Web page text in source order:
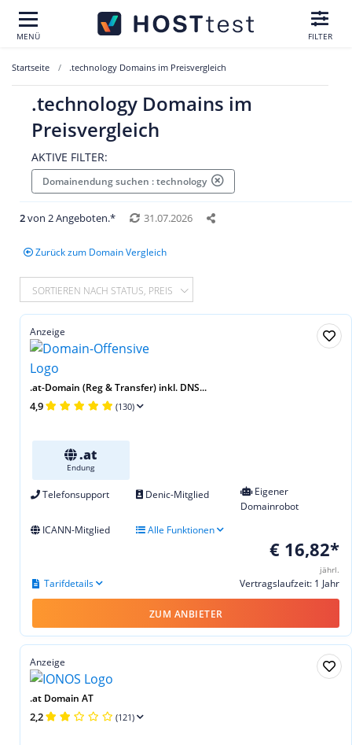
MENÜ FILTER
Startseite .technology Domains im Preisvergleich
.technology Domains im
Preisvergleich
AKTIVE FILTER:
Domainendung suchen : technology
2von 2 Angeboten.* 31.07.2026
Zurück zum Domain Vergleich
SORTIEREN NACH STATUS, PREIS
Anzeige
.at-Domain (Reg & Transfer) inkl. DNS...
4,9 (130)
.at
Endung
Telefonsupport Denic-Mitglied
Eigener
Domainrobot
ICANN-Mitglied
Alle Funktionen
€ 16,82*
jährl.
Vertragslaufzeit: 1 Jahr
Tarifdetails
ZUM ANBIETER
Anzeige
.at Domain AT
2,2 (121)